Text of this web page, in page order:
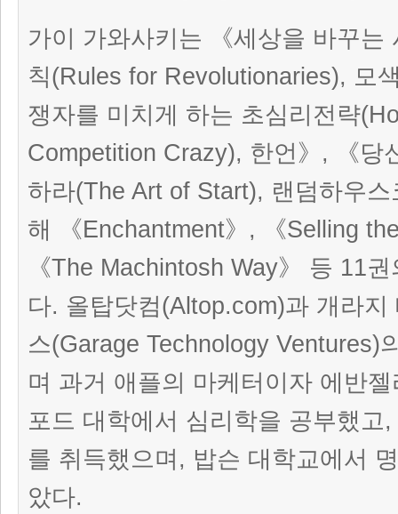
가이 가와사키는 《세상을 바꾸는
칙(Rules for Revolutionaries), 모
쟁자를 미치게 하는 초심리전략
Competition Crazy), 한언》, 《당
하라(The Art of Start), 랜덤하우
해 《Enchantment》, 《Selling
《The Machintosh Way》 등 11
다. 올탑닷컴(Altop.com)과 개라지
스(Garage Technology Ventures)
며 과거 애플의 마케터이자 에반
포드 대학에서 심리학을 공부했고
를 취득했으며, 밥슨 대학교에서
았다.